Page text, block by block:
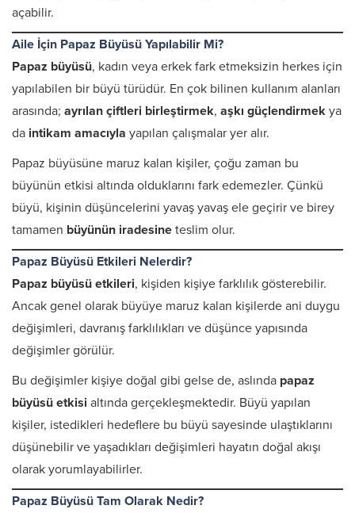
açabilir.
Aile İçin Papaz Büyüsü Yapılabilir Mi?
Papaz büyüsü, kadın veya erkek fark etmeksizin herkes için
yapılabilen bir büyü türüdür. En çok bilinen kullanım alanları
arasında; ayrılan çiftleri birleştirmek, aşkı güçlendirmek ya
da intikam amacıyla yapılan çalışmalar yer alır.
Papaz büyüsüne maruz kalan kişiler, çoğu zaman bu
büyünün etkisi altında olduklarını fark edemezler. Çünkü
büyü, kişinin düşüncelerini yavaş yavaş ele geçirir ve birey
tamamen büyünün iradesine teslim olur.
Papaz Büyüsü Etkileri Nelerdir?
Papaz büyüsü etkileri, kişiden kişiye farklılık gösterebilir.
Ancak genel olarak büyüye maruz kalan kişilerde ani duygu
değişimleri, davranış farklılıkları ve düşünce yapısında
değişimler görülür.
Bu değişimler kişiye doğal gibi gelse de, aslında papaz
büyüsü etkisi altında gerçekleşmektedir. Büyü yapılan
kişiler, istedikleri hedeflere bu büyü sayesinde ulaştıklarını
düşünebilir ve yaşadıkları değişimleri hayatın doğal akışı
olarak yorumlayabilirler.
Papaz Büyüsü Tam Olarak Nedir?